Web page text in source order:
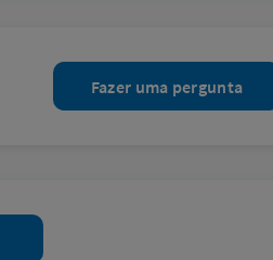
Fazer uma pergunta